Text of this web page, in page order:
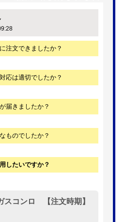
注文できましたか？
応は適切でしたか？
届きましたか？
ものでしたか？
したいですか？
スコンロ 【注文時期】